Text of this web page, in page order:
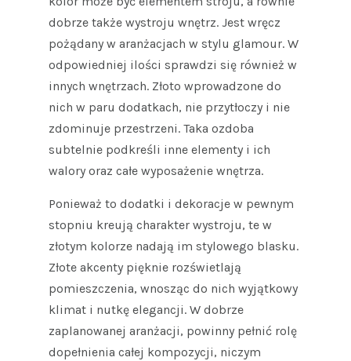
dobrze także wystroju wnętrz. Jest wręcz
pożądany w aranżacjach w stylu glamour. W
odpowiedniej ilości sprawdzi się również w
innych wnętrzach. Złoto wprowadzone do
nich w paru dodatkach, nie przytłoczy i nie
zdominuje przestrzeni. Taka ozdoba
subtelnie podkreśli inne elementy i ich
walory oraz całe wyposażenie wnętrza.
Ponieważ to dodatki i dekoracje w pewnym
stopniu kreują charakter wystroju, te w
złotym kolorze nadają im stylowego blasku.
Złote akcenty pięknie rozświetlają
pomieszczenia, wnosząc do nich wyjątkowy
klimat i nutkę elegancji. W dobrze
zaplanowanej aranżacji, powinny pełnić rolę
dopełnienia całej kompozycji, niczym